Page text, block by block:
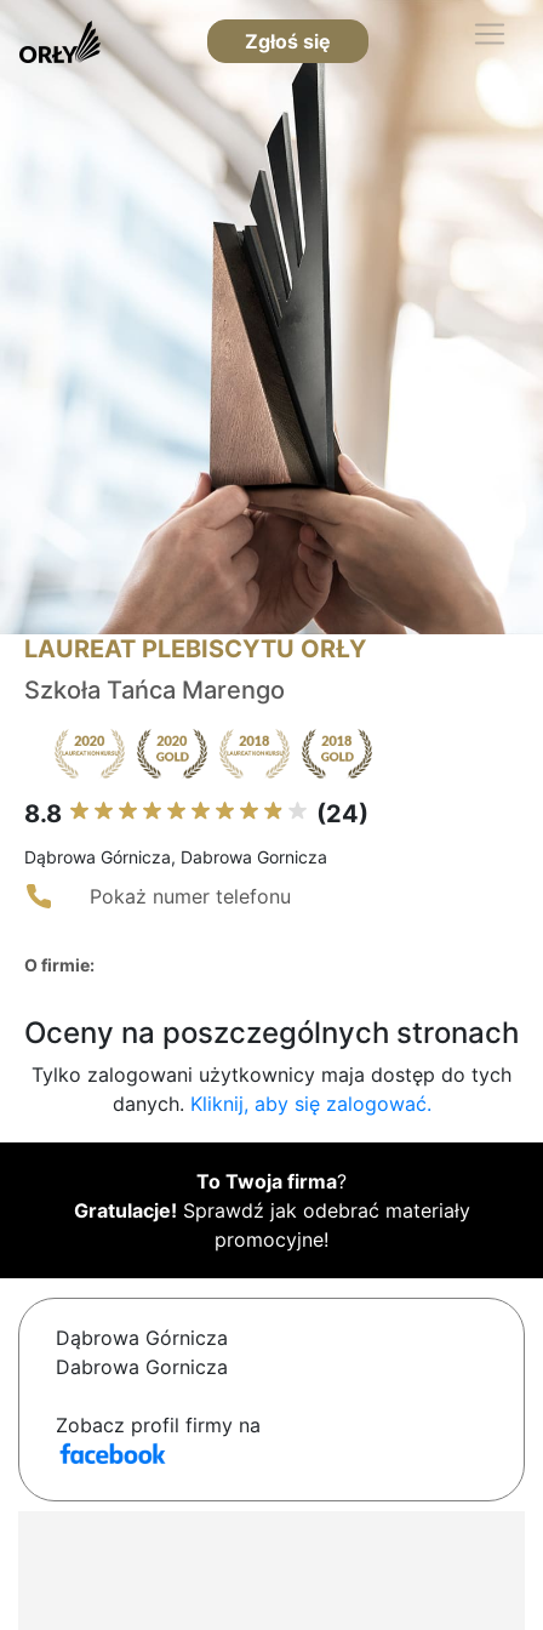
Zgłoś się
LAUREAT PLEBISCYTU ORŁY
Szkoła Tańca Marengo
8.8 (24)
Dąbrowa Górnicza, Dabrowa Gornicza
Pokaż numer telefonu
O firmie:
Oceny na poszczególnych stronach
Tylko zalogowani użytkownicy maja dostęp do tych
danych. Kliknij, aby się zalogować.
To Twoja firma?
Gratulacje! Sprawdź jak odebrać materiały
promocyjne!
Dąbrowa Górnicza
Dabrowa Gornicza
Zobacz profil firmy na